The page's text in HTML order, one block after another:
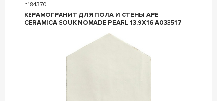
n184370
КЕРАМОГРАНИТ ДЛЯ ПОЛА И СТЕНЫ APE
CERAMICA SOUK NOMADE PEARL 13.9X16 A033517